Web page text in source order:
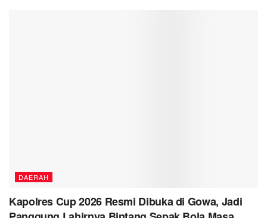
DAERAH
Kapolres Cup 2026 Resmi Dibuka di Gowa, Jadi